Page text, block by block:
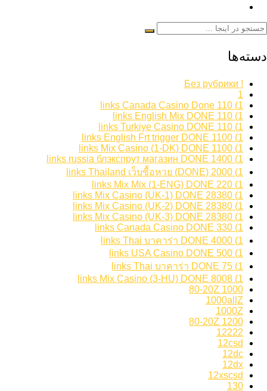
دسته‌ها
! Без рубрики
1
1) 110 links Canada Casino Done
1) 110 links English Mix DONE
1) 110 links Turkiye Casino DONE
1) 1100 links English Frt trigger DONE
1) 1100 links Mix Casino (1-DK) DONE
1) 1400 links russia блэкспрут магазин DONE
1) 2000 links Thailand เว็บซื้อหวย (DONE)
1) 220 links Mix Mix (1-ENG) DONE
1) 28380 links Mix Casino (UK-1) DONE
1) 28380 links Mix Casino (UK-2) DONE
1) 28380 links Mix Casino (UK-3) DONE
1) 330 links Canada Casino DONE
1) 4000 links Thai บาคาร่า DONE
1) 500 links USA Casino DONE
1) 75 links Thai บาคาร่า DONE
1) 8008 links Mix Casino (3-HU) DONE
1000 80-20Z
1000allZ
1000Z
1200 80-20Z
12222
12csd
12dc
12dx
12xscsd
130